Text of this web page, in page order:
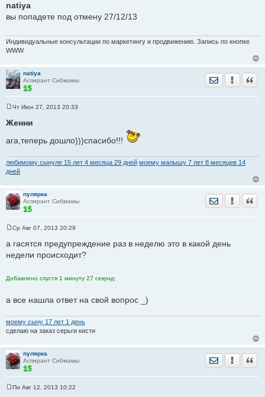
о
б
н
и
е
natiya
вы попадете под отмену 27/12/13
Индивидуальные консультации по маркетингу и продвижению. Запись по кнопке
WWW
natiya
Аспирант Сибмамы
Отправить
о
о
щ
и
е
Чт Июн 27, 2013 20:33
Женни
ага,теперь дошло)))спасибо!!!
любимому сынуле 15 лет 4 месяца 29 дней моему малышу 7 лет 8 месяцев 14
дней
пулярка
Аспирант Сибмамы
Отправить
о
б
щ
н
Ср Авг 07, 2013 20:29
а гасятся предупреждение раз в неделю это в какой день
недели происходит?
Добавлено спустя 1 минуту 27 секунд:
а все нашла ответ на свой вопрос _)
моему сыну 17 лет 1 день
сделаю на заказ серьги кисти
пулярка
Аспирант Сибмамы
Отправить
Пн Авг 12, 2013 10:22